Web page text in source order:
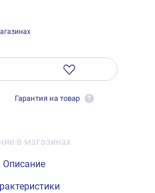
Гарантия на товар ?
в магазинах
Описание